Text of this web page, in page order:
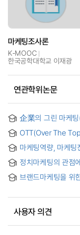
마케팅조사론
K-MOOC
한국공학대학교 이재광
연관학위논문
企業의 그린 마케
(A) study on the
marketing
OTT(Over The
초기기업의 경영
Analysis about
Using OTT On
마케팅역량, 마케
조직구조 및 조직
정치마케팅의 관점
개념적 틀에 관한
대한 전문가의견 분
브랜드마케팅을 위
Dedicated
사용자 의견